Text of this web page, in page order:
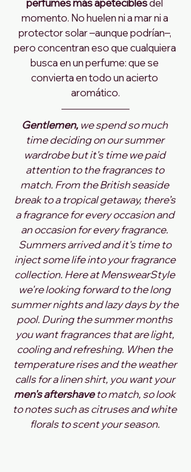
perfumes más apetecibles del
momento. No huelen ni a mar ni a
protector solar –aunque podrían–,
pero concentran eso que cualquiera
busca en un perfume: que se
convierta en todo un acierto
aromático.
Gentlemen, we spend so much
time deciding on our summer
wardrobe but it's time we paid
attention to the fragrances to
match. From the British seaside
break to a tropical getaway, there’s
a fragrance for every occasion and
an occasion for every fragrance.
Summers arrived and it's time to
inject some life into your fragrance
collection. Here at MenswearStyle
we're looking forward to the long
summer nights and lazy days by the
pool. During the summer months
you want fragrances that are light,
cooling and refreshing. When the
temperature rises and the weather
calls for a linen shirt, you want your
men's aftershave to match, so look
to notes such as citruses and white
florals to scent your season.